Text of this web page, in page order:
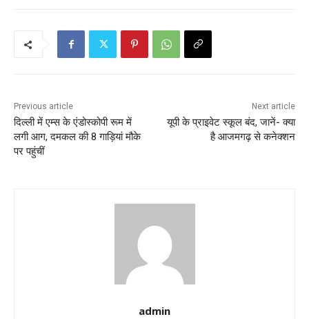
a
v
Previous article
दिल्ली में एम्स के एंडोस्कोपी रूम में
लगी आग, दमकल की 8 गाड़ियां मौके
पर पहुंचीं
Next article
यूपी के प्राइवेट स्कूल बंद, जानें- क्या
है आजमगढ़ से कनेक्शन
admin